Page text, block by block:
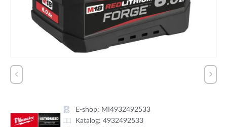
E-shop: MI4932492533
Katalog: 4932492533